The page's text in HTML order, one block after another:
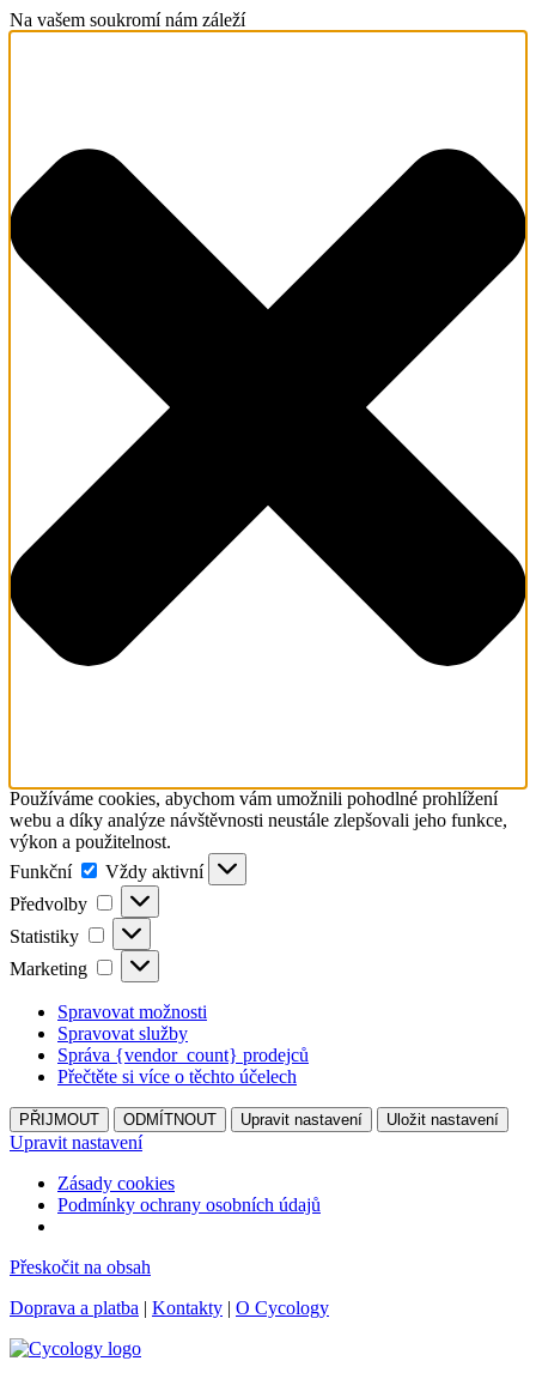
Na vašem soukromí nám záleží
Používáme cookies, abychom vám umožnili pohodlné prohlížení
webu a díky analýze návštěvnosti neustále zlepšovali jeho funkce,
výkon a použitelnost.
Funkční
Funkční
Vždy aktivní
Předvolby
Předvolby
Statistiky Statistiky
Marketing Marketing
Spravovat možnosti
Spravovat služby
Správa {vendor_count} prodejců
Přečtěte si více o těchto účelech
PŘIJMOUT ODMÍTNOUT Upravit nastavení Uložit nastavení
Upravit nastavení
Zásady cookies
Podmínky ochrany osobních údajů
Přeskočit na obsah
Doprava a platba | Kontakty | O Cycology